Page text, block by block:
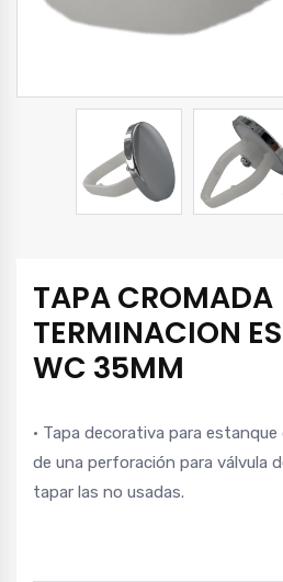
TAPA CROMADA
TERMINACION
WC 35MM
• Tapa decorativa para
de una perforación para válvula
tapar las no usadas.